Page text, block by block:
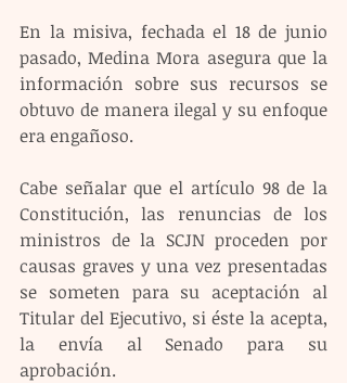
En la misiva, fechada el 18 de junio
pasado, Medina Mora asegura que la
información sobre sus recursos se
obtuvo de manera ilegal y su enfoque
era engañoso.
Cabe señalar que el artículo 98 de la
Constitución, las renuncias de los
ministros de la SCJN proceden por
causas graves y una vez presentadas
se someten para su aceptación al
Titular del Ejecutivo, si éste la acepta,
la envía al Senado para su
aprobación.